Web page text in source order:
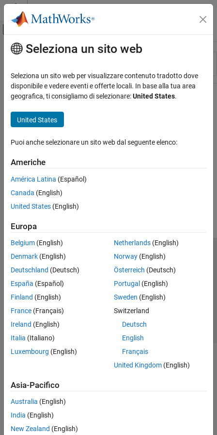
Vai al contenuto
Attiva/disattiva menu di navigazione
Risorsa
Stato
Contenuto principale
Seleziona un sito web
Seleziona un sito web per visualizzare contenuto tradotto dove
disponibile e vedere eventi e offerte locali. In base alla tua area
geografica, ti consigliamo di selezionare:United States.
United States
Puoi anche selezionare un sito web dal seguente elenco:
Americhe
América Latina (Español)
Canada (English)
United States (English)
Europa
Belgium (English)
Denmark (English)
Deutschland (Deutsch)
España (Español)
Finland (English)
France (Français)
Ireland (English)
Italia (Italiano)
Luxembourg (English)
Netherlands(English)
Norway(English)
Österreich (Deutsch)
Portugal (English)
Sweden (English)
Switzerland
Deutsch
English
Français
United Kingdom(English)
Asia-Pacifico
Australia (English)
India (English)
New Zealand (English)
Centro di fiducia
Informativa sulla privacy
Antipirateria
Stato dell'applicazione
Contatti
© 1994-2026 The MathWorks, Inc.